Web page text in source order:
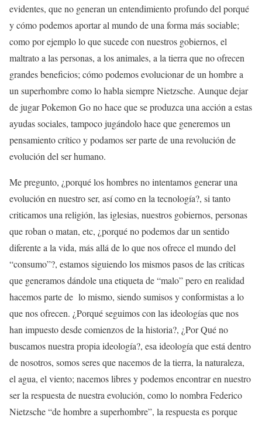
evidentes, que no generan un entendimiento profundo del porqué
y cómo podemos aportar al mundo de una forma más sociable;
como por ejemplo lo que sucede con nuestros gobiernos, el
maltrato a las personas, a los animales, a la tierra que no ofrecen
grandes beneficios; cómo podemos evolucionar de un hombre a
un superhombre como lo habla siempre Nietzsche. Aunque dejar
de jugar Pokemon Go no hace que se produzca una acción a estas
ayudas sociales, tampoco jugándolo hace que generemos un
pensamiento crítico y podamos ser parte de una revolución de
evolución del ser humano.
Me pregunto, ¿porqué los hombres no intentamos generar una
evolución en nuestro ser, así como en la tecnología?, si tanto
criticamos una religión, las iglesias, nuestros gobiernos, personas
que roban o matan, etc, ¿porqué no podemos dar un sentido
diferente a la vida, más allá de lo que nos ofrece el mundo del
“consumo”?, estamos siguiendo los mismos pasos de las críticas
que generamos dándole una etiqueta de “malo” pero en realidad
hacemos parte de lo mismo, siendo sumisos y conformistas a lo
que nos ofrecen. ¿Porqué seguimos con las ideologías que nos
han impuesto desde comienzos de la historia?, ¿Por Qué no
buscamos nuestra propia ideología?, esa ideología que está dentro
de nosotros, somos seres que nacemos de la tierra, la naturaleza,
el agua, el viento; nacemos libres y podemos encontrar en nuestro
ser la respuesta de nuestra evolución, como lo nombra Federico
Nietzsche “de hombre a superhombre”, la respuesta es porque